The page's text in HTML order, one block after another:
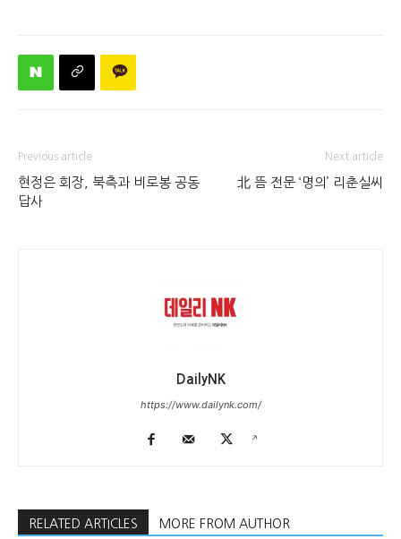
Previous article
현정은 회장, 북측과 비로봉 공동
답사
Next article
北 뜸 전문 ‘명의’ 리춘실씨
DailyNK
https://www.dailynk.com/
RELATED ARTICLES MORE FROM AUTHOR